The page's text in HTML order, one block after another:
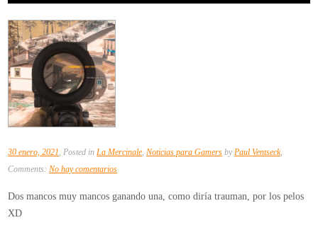
30 enero, 2021, Posted inLa Mercinale,Noticias para Gamers byPaul Ventseck,
Comments:No hay comentariosen
a
Dos mancos muy mancos ganando una, como diría trauman, por los pelos
XD